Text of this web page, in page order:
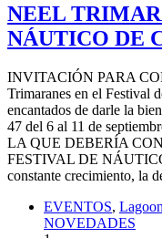
NEEL
NÁUTICO DE
INVITACIÓN PARA
Trimaranes en el Festival
encantados de darle la
47 del 6 al 11 de
LA QUE DEBERÍA
FESTIVAL DE
constante crecimiento, la
EVENTOS, Lagoon
NOVEDADES